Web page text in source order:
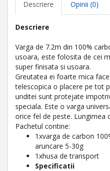
Descriere Opinii (0)
Descriere
Varga de 7.2m din 100%
usoara, este folosita de cei
super finisata si usoara.
Greutatea ei foarte mica
telescopica o placere pe tot
unditei sunt protejate
speciala. Este o varga
orice fel de peste. Lungimea
Pachetul contine:
1xvarga de carbon
aruncare 5-30g
1xhusa de transport
Specificatii